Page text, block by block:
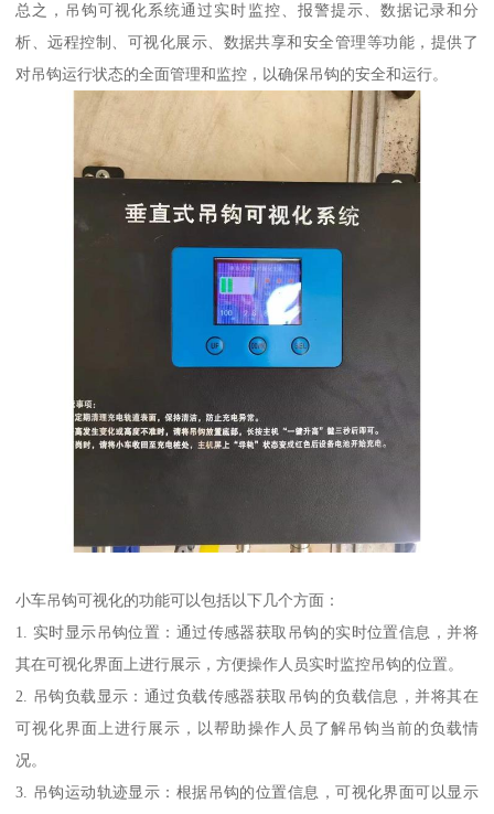
总之，吊钩可视化系统通过实时监控、报警提示、数据记录和分
析、远程控制、可视化展示、数据共享和安全管理等功能，提供了
对吊钩运行状态的全面管理和监控，以确保吊钩的安全和运行。
小车吊钩可视化的功能可以包括以下几个方面：
1. 实时显示吊钩位置：通过传感器获取吊钩的实时位置信息，并将
其在可视化界面上进行展示，方便操作人员实时监控吊钩的位置。
2. 吊钩负载显示：通过负载传感器获取吊钩的负载信息，并将其在
可视化界面上进行展示，以帮助操作人员了解吊钩当前的负载情
况。
3. 吊钩运动轨迹显示：根据吊钩的位置信息，可视化界面可以显示